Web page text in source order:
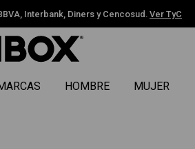
Interbank, Diners y Cencosud. Ver TyC
HOMBRE MUJER